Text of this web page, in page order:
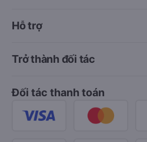
Hỗ trợ
Trở thành đối tác
Đối tác thanh toán